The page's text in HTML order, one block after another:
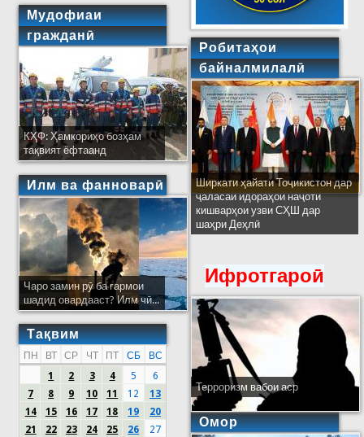
Мудофиаи
гражданӣ
КҲФ: Ҳамкориҳо бозҳам
тақвият ёфтаанд
Илм ва фанноварӣ
Чаро замин рӯ ба гармои
шадид овардааст? Илм чӣ...
Тақвим
ПН ВТ СР ЧТ ПТ СБ
ВС
1
2 3 4 5
6
7
8 9 10 11 12
13
14
15 16 17 18 19
20
21
22 23 24 25 26
27
Робитаҳои
байналмилалӣ
Ширкати ҳайати Тоҷикистон дар
ҷаласаи идораҳои наҷоти
кишварҳои узви СҲШ дар
шаҳри Деҳлӣ
Ифротгароӣ
Терроризм вабои аср
Омор